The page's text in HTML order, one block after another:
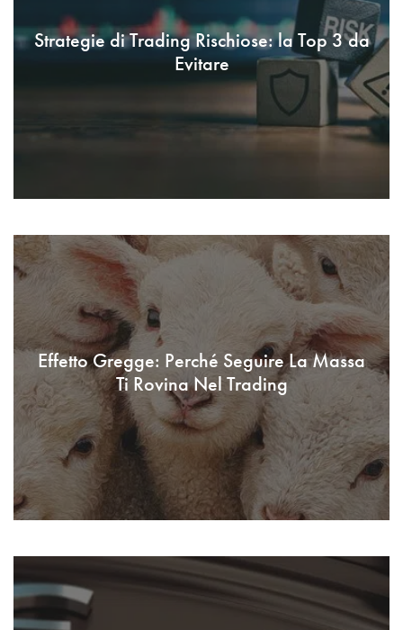
Strategie di Trading Rischiose: la Top 3 da
Evitare
Effetto Gregge: Perché Seguire La Massa
Ti Rovina Nel Trading